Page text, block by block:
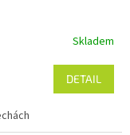
Skladem
DETAIL